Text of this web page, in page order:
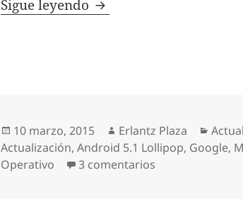
Sigue leyendo Google presenta
Publicado
el
10 marzo, 2015 Autor
Erlantz Plaza
Actualización,Android 5.1 Lollipop, Google,
Operativo
3 comentarios